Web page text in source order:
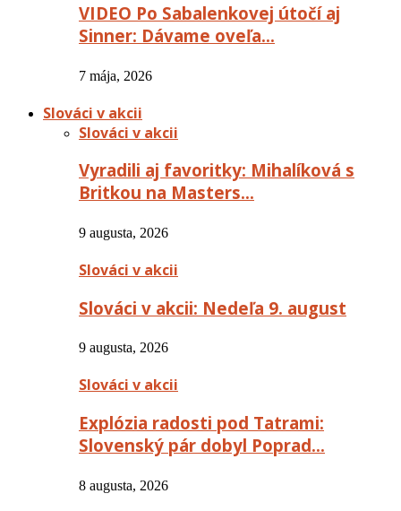
VIDEO Po Sabalenkovej útočí aj
Sinner: Dávame oveľa…
7 mája, 2026
Slováci v akcii
Slováci v akcii
Vyradili aj favoritky: Mihalíková s
Britkou na Masters…
9 augusta, 2026
Slováci v akcii
Slováci v akcii: Nedeľa 9. august
9 augusta, 2026
Slováci v akcii
Explózia radosti pod Tatrami:
Slovenský pár dobyl Poprad…
8 augusta, 2026